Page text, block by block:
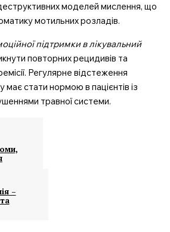
деструктивних моделей мислення, що
мотильних розладів.
підтримки в лікувальний
повторних рецидивів та
Регулярне відстеження
має стати нормою в пацієнтів із
травної системи.
–